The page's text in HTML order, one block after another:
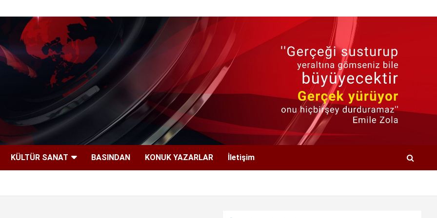
KÜLTÜR SANAT BASINDAN KONUK YAZARLAR İletişim